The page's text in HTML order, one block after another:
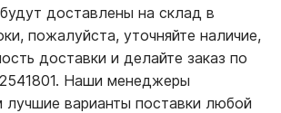
доставлены на склад в
пожалуйста, уточняйте наличие,
доставки и делайте заказ по
Наши менеджеры
варианты поставки любой